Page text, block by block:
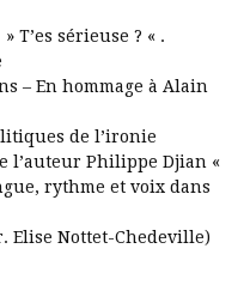
T’es sérieuse ? « .
– En hommage à Alain
de l’ironie
l’auteur Philippe Djian «
rythme et voix dans
Elise Nottet-Chedeville)